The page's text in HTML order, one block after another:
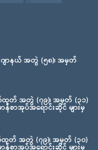
ျာနယ် အတွဲ (၅၈)၊ အမှတ်
ထုတ် အတွဲ (၇၉)၊ အမှတ် (၃၁)
န်စာအုပ်အရောင်းဆိုင် များမှ
ထုတ် အတွဲ (၇၉)၊ အမှတ် (၃၀)